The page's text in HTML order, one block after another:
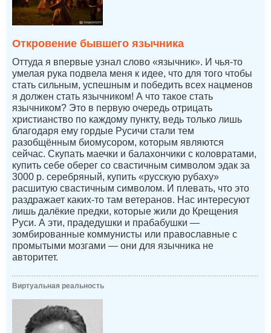
Откровение бывшего язычника
Оттуда я впервые узнал слово «язычник». И чья-то
умелая рука подвела меня к идее, что для того чтобы
стать сильным, успешным и победить всех нацменов
я должен стать язычником! А что такое стать
язычником? Это в первую очередь отрицать
христианство по каждому пункту, ведь только лишь
благодаря ему гордые Русичи стали тем
разобщённым биомусором, которым являются
сейчас. Скупать маечки и балахончики с коловратами,
купить себе оберег со свастичным символом эдак за
3000 р. серебряный, купить «русскую рубаху»
расшитую свастичным символом. И плевать, что это
раздражает каких-то там ветеранов. Нас интересуют
лишь далёкие предки, которые жили до Крещения
Руси. А эти, прадедушки и прабабушки —
зомбированные коммунисты или православные с
промытыми мозгами — они для язычника не
авторитет.
Виртуальная реальность